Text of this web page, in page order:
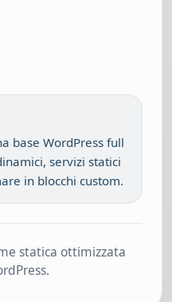
base WordPress full
servizi statici
in blocchi custom.
statica ottimizzata